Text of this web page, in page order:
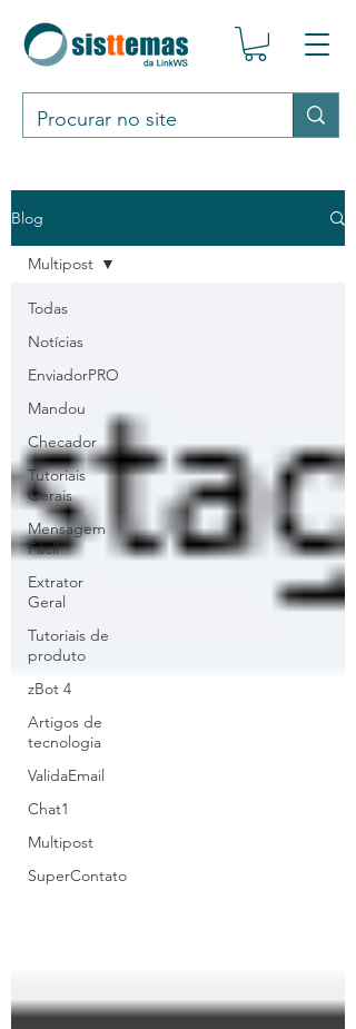
Blog
Todas
Notícias
EnviadorPRO
Mandou
Checador
Tutoriais
Gerais
Mensagem
Fácil
Extrator
Geral
Tutoriais de
produto
zBot 4
Artigos de
tecnologia
ValidaEmail
Chat1
Multipost
SuperContato
Multipost